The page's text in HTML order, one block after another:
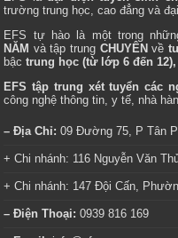
trường trung học, cao đẳng và
EFS tự hào là một trong
NĂM và tập trung CHUYÊN về
bậctrung học (từ lớp 6 đến
EFS tập trung xét tuyển các
công nghệ thông tin, y tế, nhà
– Địa Chỉ: 09 Đường 75, P Tân
+ Chi nhánh: 116 Nguyễn Văn
+ Chi nhánh: 147 Đội Cấn,
– Điện Thoại: 0939 816 169